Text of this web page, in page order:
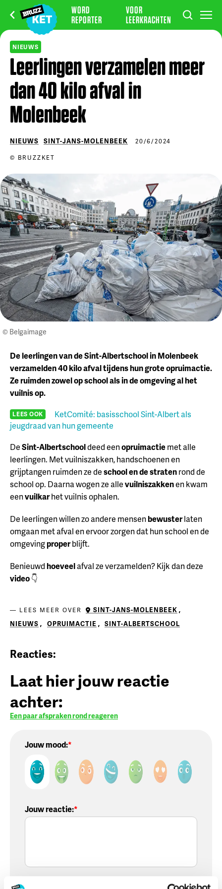
WORD
REPORTER
VOOR
LEERKRACHTEN
NIEUWS
Leerlingen verzamelen meer
dan 40 kilo afval in
Molenbeek
NIEUWS SINT-JANS-MOLENBEEK
20/6/2024
© BRUZZKET
© Belgaimage
De leerlingen van de Sint-Albertschool in Molenbeek
verzamelden 40 kilo afval tijdens hun grote opruimactie.
Ze ruimden zowel op school als in de omgeving al het
vuilnis op.
LEES OOK
KetComité: basisschool Sint-Albert als
jeugdraad van hun gemeente
DeSint-Albertschooldeed eenopruimactiemet alle
leerlingen. Met vuilniszakken, handschoenen en
grijptangen ruimden ze deschool en de stratenrond de
school op. Daarna wogen ze allevuilniszakkenen kwam
eenvuilkarhet vuilnis ophalen.
De leerlingen willen zo andere mensenbewusterlaten
omgaan met afval en ervoor zorgen dat hun school en de
omgevingproperblijft.
Benieuwd hoeveelafval ze verzamelden? Kijk dan deze
video👇
LEES MEER OVER SINT-JANS-MOLENBEEK ,
NIEUWS , OPRUIMACTIE , SINT-ALBERTSCHOOL
Reacties:
Laat hier jouw reactie
achter:
Een paar afspraken rond reageren
Jouw mood:
Jouw reactie: